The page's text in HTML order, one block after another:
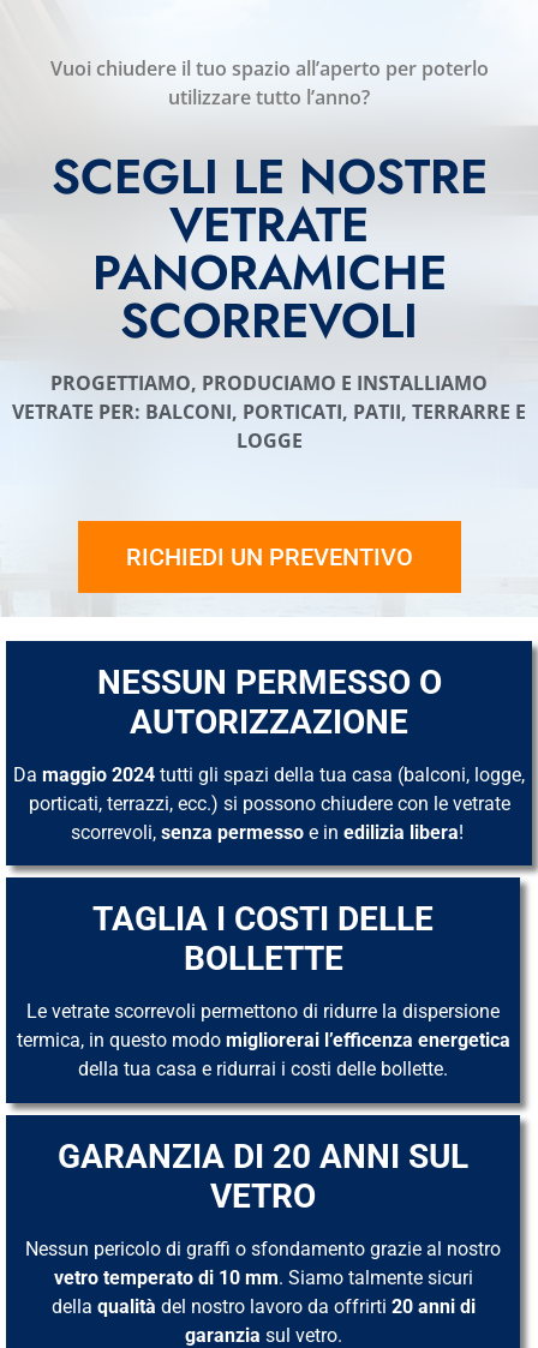
Vuoi chiudere il tuo spazio all’aperto per poterlo
utilizzare tutto l’anno?
SCEGLI LE NOSTRE
VETRATE
PANORAMICHE
SCORREVOLI
PROGETTIAMO, PRODUCIAMO E INSTALLIAMO
VETRATE PER: BALCONI, PORTICATI, PATII, TERRARRE E
LOGGE
RICHIEDI UN PREVENTIVO
NESSUN PERMESSO O
AUTORIZZAZIONE
Da maggio 2024 tutti gli spazi della tua casa (balconi, logge,
porticati, terrazzi, ecc.) si possono chiudere con le vetrate
scorrevoli, senza permesso e in edilizia libera!
TAGLIA I COSTI DELLE
BOLLETTE
Le vetrate scorrevoli permettono di ridurre la dispersione
termica, in questo modo migliorerai l’efficenza energetica
della tua casa e ridurrai i costi delle bollette.
GARANZIA DI 20 ANNI SUL
VETRO
Nessun pericolo di graffi o sfondamento grazie al nostro
vetro temperato di 10 mm. Siamo talmente sicuri
della qualità del nostro lavoro da offrirti 20 anni di
garanzia sul vetro.